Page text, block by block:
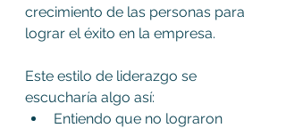
crecimiento de las personas para
lograr el éxito en la empresa.
Este estilo de liderazgo se
escucharía algo así:
Entiendo que no lograron